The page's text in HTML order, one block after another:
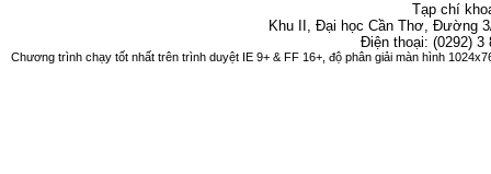
Tạp chí
Khu II, Đại học Cần Thơ, Đường
Điện thoại: (0292)
Chương trình chạy tốt nhất trên trình duyệt IE 9+ & FF 16+, độ phân giải màn hình